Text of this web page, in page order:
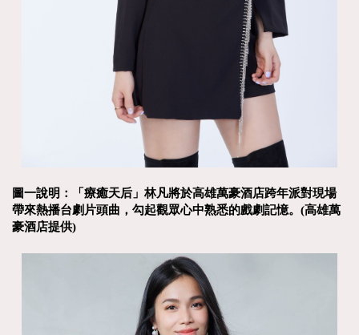
圖一說明：「療癒天后」林凡將於高雄萬豪酒店跨年派對現場
帶來熱播台劇片頭曲，勾起觀眾心中熟悉的戲劇記憶。(高雄萬
豪酒店提供)